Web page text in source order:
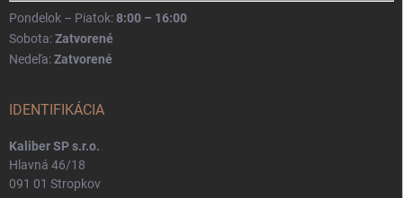
Pondelok – Piatok:8:00 – 16:00
Sobota:Zatvorené
Nedeľa:Zatvorené
IDENTIFIKÁCIA
Kaliber SP s.r.o.
Hlavná 46/18
091 01 Stropkov